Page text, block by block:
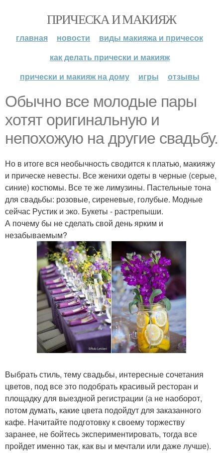
ПРИЧЕСКА И МАКИЯЖ
главная новости
виды макияжа и причесок
как делать прически и макияж
прически и макияж на дому
игры отзывы
Обычно все молодые пары
хотят оригинальную и
непохожую на другие свадьбу.
Но в итоге вся необычность сводится к платью, макияжу
и прическе невесты. Все женихи одеты в черные (серые,
синие) костюмы. Все те же лимузины. Пастельные тона
для свадьбы: розовые, сиреневые, голубые. Модные
сейчас Рустик и эко. Букеты - растрепыши.
А почему бы не сделать свой день ярким и
незабываемым?
Выбрать стиль, тему свадьбы, интересные сочетания
цветов, под все это подобрать красивый ресторан и
площадку для выездной регистрации (а не наоборот,
потом думать, какие цвета подойдут для заказанного
кафе. Начитайте подготовку к своему торжеству
заранее, не бойтесь экспериментировать, тогда все
пройдет именно так, как вы и мечтали или даже лучше).